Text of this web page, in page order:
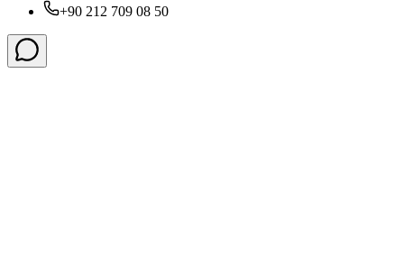
+90 212 709 08 50